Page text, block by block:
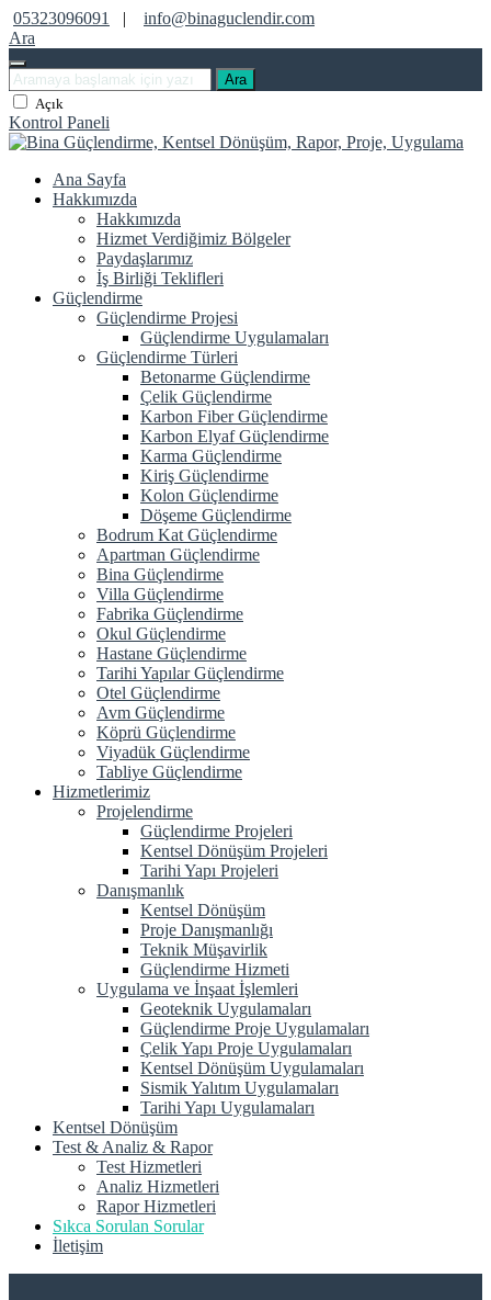
05323096091 |
info@binaguclendir.com
Ara
Ara
Açık
Kontrol Paneli
Ana Sayfa
Hakkımızda
Hakkımızda
Hizmet Verdiğimiz Bölgeler
Paydaşlarımız
İş Birliği Teklifleri
Güçlendirme
Güçlendirme Projesi
Güçlendirme Uygulamaları
Güçlendirme Türleri
Betonarme Güçlendirme
Çelik Güçlendirme
Karbon Fiber Güçlendirme
Karbon Elyaf Güçlendirme
Karma Güçlendirme
Kiriş Güçlendirme
Kolon Güçlendirme
Döşeme Güçlendirme
Bodrum Kat Güçlendirme
Apartman Güçlendirme
Bina Güçlendirme
Villa Güçlendirme
Fabrika Güçlendirme
Okul Güçlendirme
Hastane Güçlendirme
Tarihi Yapılar Güçlendirme
Otel Güçlendirme
Avm Güçlendirme
Köprü Güçlendirme
Viyadük Güçlendirme
Tabliye Güçlendirme
Hizmetlerimiz
Projelendirme
Güçlendirme Projeleri
Kentsel Dönüşüm Projeleri
Tarihi Yapı Projeleri
Danışmanlık
Kentsel Dönüşüm
Proje Danışmanlığı
Teknik Müşavirlik
Güçlendirme Hizmeti
Uygulama ve İnşaat İşlemleri
Geoteknik Uygulamaları
Güçlendirme Proje Uygulamaları
Çelik Yapı Proje Uygulamaları
Kentsel Dönüşüm Uygulamaları
Sismik Yalıtım Uygulamaları
Tarihi Yapı Uygulamaları
Kentsel Dönüşüm
Test & Analiz & Rapor
Test Hizmetleri
Analiz Hizmetleri
Rapor Hizmetleri
Sıkca Sorulan Sorular
İletişim